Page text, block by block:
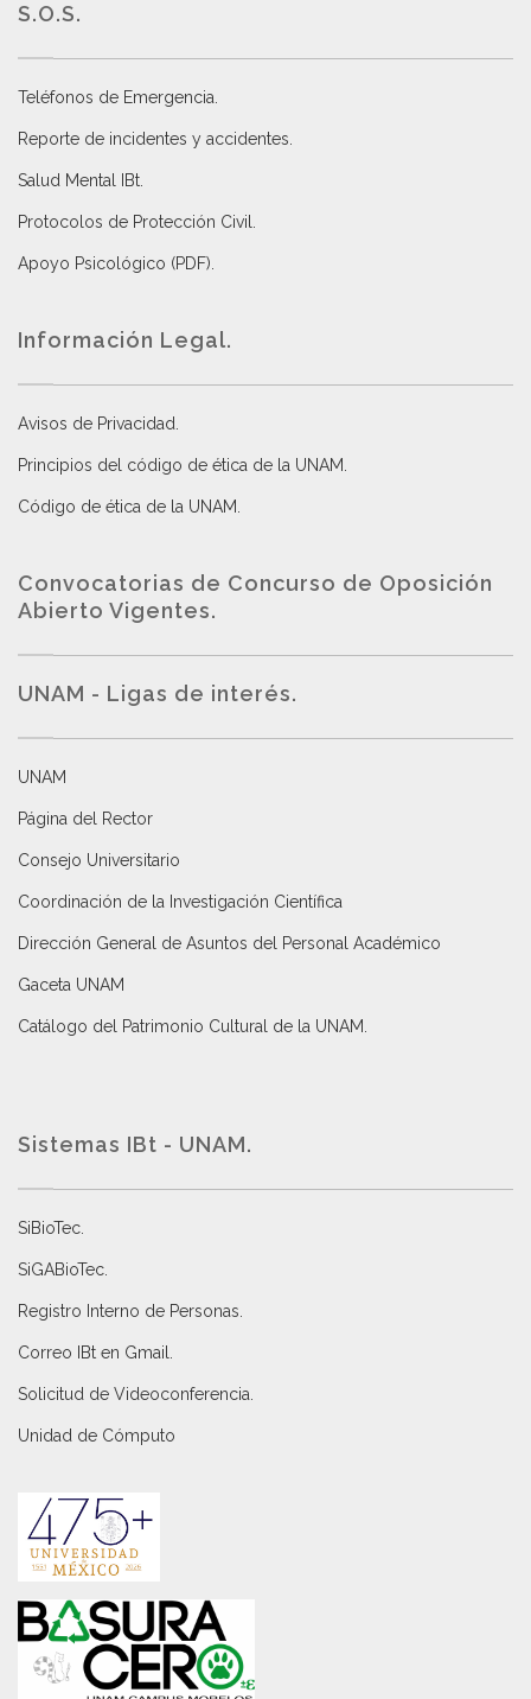
S.O.S.
Teléfonos de Emergencia.
Reporte de incidentes y accidentes
Salud Mental IBt
Protocolos de Protección Civil
Apoyo Psicológico (PDF)
Información Legal.
Avisos de Privacidad
Principios del código de ética de la UNAM
Código de ética de la UNAM
Convocatorias de Concurso de Oposición
Abierto Vigentes.
UNAM - Ligas de interés.
UNAM
Página del Rector
Consejo Universitario
Coordinación de la Investigación Científica
Dirección General de Asuntos del Personal Académico
Gaceta UNAM
Catálogo del Patrimonio Cultural de la UNAM.
Sistemas IBt - UNAM.
SiBioTec
SiGABioTec.
Registro Interno de Personas
Correo IBt en Gmail
Solicitud de Videoconferencia.
Unidad de Cómputo